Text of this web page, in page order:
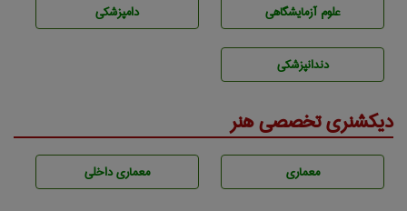
علوم آزمايشگاهی دامپزشكی
دندانپزشكی
دیکشنری تخصصی هنر
معماری معماری داخلی